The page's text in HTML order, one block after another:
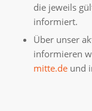
die jeweils
informiert.
Über unser
informieren
mitte.deund